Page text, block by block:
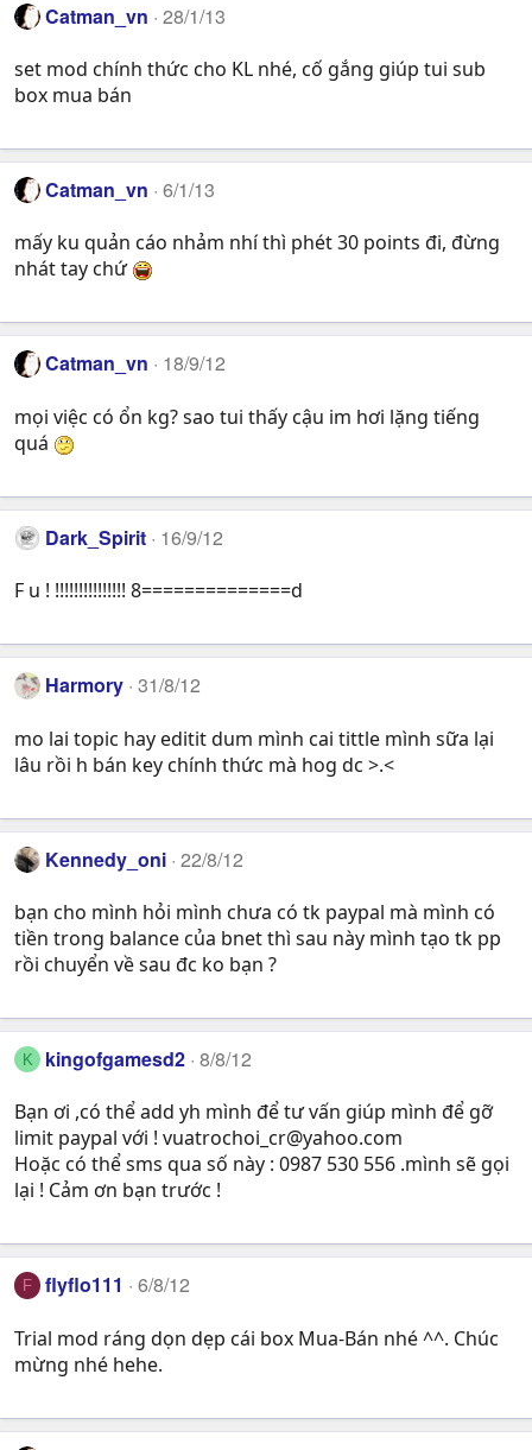
Catman_vn 28/1/13
set mod chính thức cho KL nhé, cố gắng giúp tui sub
box mua bán
Catman_vn 6/1/13
mấy ku quản cáo nhảm nhí thì phét 30 points đi, đừng
nhát tay chứ
Catman_vn 18/9/12
mọi việc có ổn kg? sao tui thấy cậu im hơi lặng tiếng
quá
Dark_Spirit 16/9/12
F u ! !!!!!!!!!!!!!!! 8==============d
Harmory 31/8/12
mo lai topic hay editit dum mình cai tittle mình sữa lại
lâu rồi h bán key chính thức mà hog dc >.<
Kennedy_oni 22/8/12
bạn cho mình hỏi mình chưa có tk paypal mà mình có
tiền trong balance của bnet thì sau này mình tạo tk pp
rồi chuyển về sau đc ko bạn ?
K kingofgamesd2 8/8/12
Bạn ơi ,có thể add yh mình để tư vấn giúp mình để gỡ
limit paypal với ! vuatrochoi_cr@yahoo.com
Hoặc có thể sms qua số này : 0987 530 556 .mình sẽ gọi
lại ! Cảm ơn bạn trước !
F flyflo111 6/8/12
Trial mod ráng dọn dẹp cái box Mua-Bán nhé ^^. Chúc
mừng nhé hehe.